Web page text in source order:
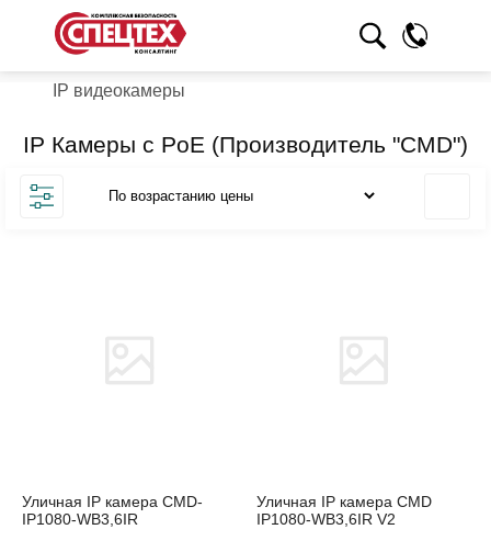
IP видеокамеры
IP Камеры с PoE (Производитель "CMD")
Уличная IP камера CMD-
IP1080-WB3,6IR
Уличная IP камера CMD
IP1080-WB3,6IR V2